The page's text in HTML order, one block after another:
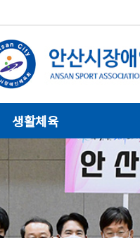
생활체육